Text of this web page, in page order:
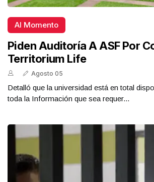
Al Momento
Piden Auditoría A ASF Por
Territorium Life
Agosto 05
Detalló que la universidad está en total
toda la Información que sea requer...